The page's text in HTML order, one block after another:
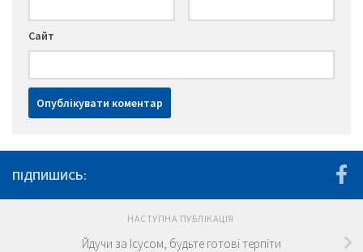
Сайт
ПІДПИШИСЬ:
НАСТУПНА ПУБЛІКАЦІЯ
Йдучи за Ісусом, будьте готові терпіти